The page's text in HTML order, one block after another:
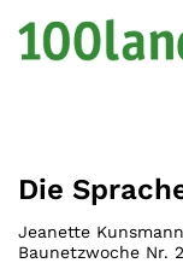
Die
Jeanette
Baunetzwoche Nr.